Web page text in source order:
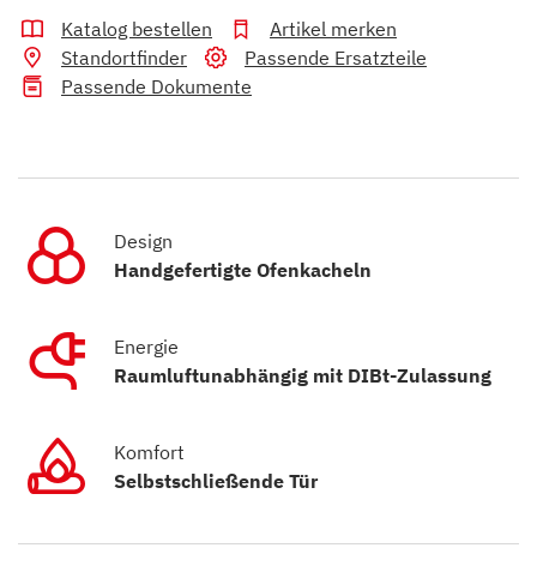
Katalog bestellen
Artikel merken
Standortfinder
Passende Ersatzteile
Passende Dokumente
Design
Handgefertigte Ofenkacheln
Energie
Raumluftunabhängig mit DIBt-Zulassung
Komfort
Selbstschließende Tür